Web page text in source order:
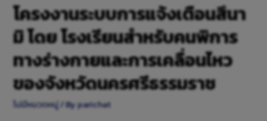
โครงงานระบบการแจ้งเตือนสึนา
มิ โดย โรงเรียนสำหรับคนพิการ
ทางร่างกายและการเคลื่อนไหว
ของจังหวัดนครศรีธรรมราช
ไม่มีหมวดหมู่/ Byparichat